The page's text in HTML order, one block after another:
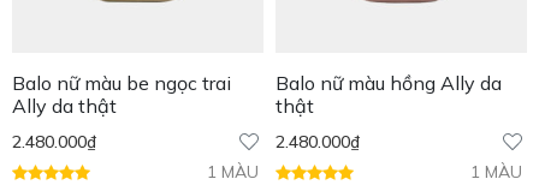
Balo nữ màu be ngọc trai
Ally da thật
2.480.000₫
1 MÀU
Balo nữ màu hồng Ally da
thật
2.480.000₫
1 MÀU